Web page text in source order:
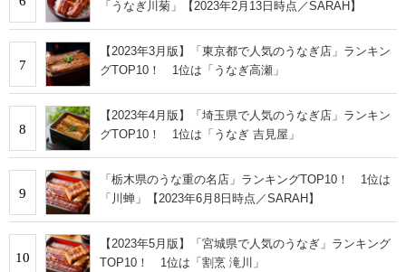
「うなぎ川菊」【2023年2月13日時点／SARAH】
7
【2023年3月版】「東京都で人気のうなぎ店」ランキン
グTOP10！ 1位は「うなぎ高瀬」
8
【2023年4月版】「埼玉県で人気のうなぎ店」ランキン
グTOP10！ 1位は「うなぎ 吉見屋」
9
「栃木県のうな重の名店」ランキングTOP10！ 1位は
「川蝉」【2023年6月8日時点／SARAH】
10
【2023年5月版】「宮城県で人気のうなぎ」ランキング
TOP10！ 1位は「割烹 滝川」